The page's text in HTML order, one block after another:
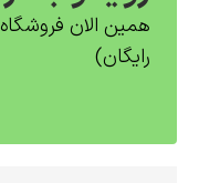
همین الان
رایگان)